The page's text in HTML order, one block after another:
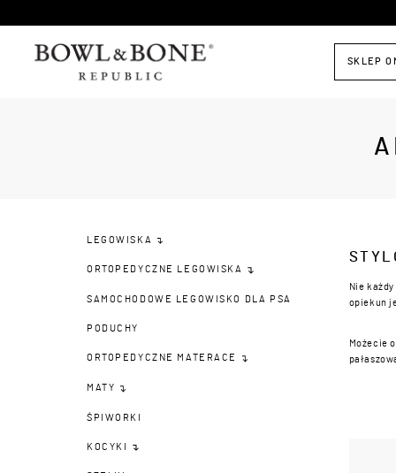
SKLEP
LEGOWISKA
ORTOPEDYCZNE LEGOWISKA
SAMOCHODOWE LEGOWISKO DLA PSA
PODUCHY
ORTOPEDYCZNE MATERACE
MATY
ŚPIWORKI
KOCYKI
Nie
opiekun
Możecie